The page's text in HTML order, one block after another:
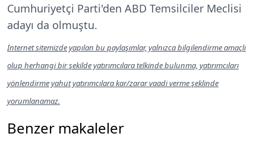
Cumhuriyetçi Parti'den ABD Temsilciler Meclisi
adayı da olmuştu.
İnternet sitemizde yapılan bu paylaşımlar, yalnızca bilgilendirme amaçlı
olup herhangi bir şekilde yatırımcılara telkinde bulunma, yatırımcıları
yönlendirme yahut yatırımcılara kar/zarar vaadi verme şeklinde
yorumlanamaz.
Benzer makaleler